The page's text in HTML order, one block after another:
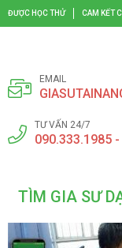
ĐƯỢC HỌC THỬ CAM KẾT
EMAIL
TƯ VẤN 24/7
090.333.1985
TÌM GIA SƯ